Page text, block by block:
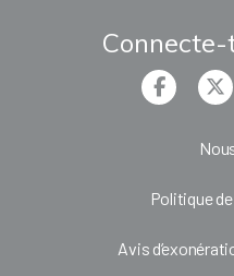
Politique
Avis